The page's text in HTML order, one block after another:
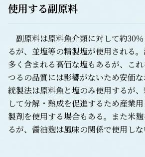
使用する副原料
副原料は原料魚介類に対して約30
るが、並塩等の精製塩が使用される
多く含まれる高価な塩もあるが、こ
つるの品質には影響がないため安価
統製法は原料魚と塩のみ使用するが
して分解・熟成を促進するため産業
製剤を使用する場合もある。また米
るが、醤油麹は風味の関係で使用しな